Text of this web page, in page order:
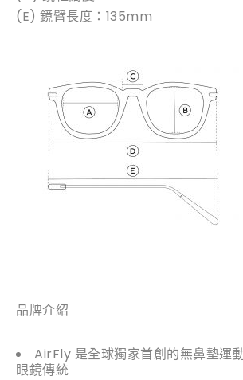
(E) 鏡臂長度：135mm
品牌介紹
AirFly 是全球獨家首創的無鼻墊運
眼鏡傳統